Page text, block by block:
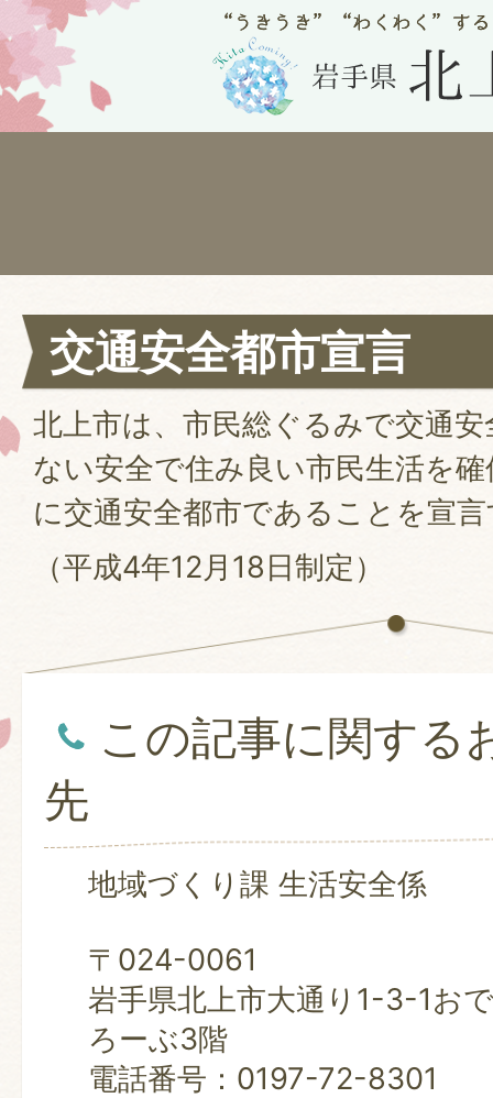
交通安全都市宣言
北上市は、市民総ぐるみで交通
ない安全で住み良い市民生活を
に交通安全都市であることを宣
（平成4年12月18日制定）
この記事に関する
先
地域づくり課 生活安全係
〒024-0061
岩手県北上市大通り1-3-1お
ろーぶ3階
電話番号：0197-72-8301